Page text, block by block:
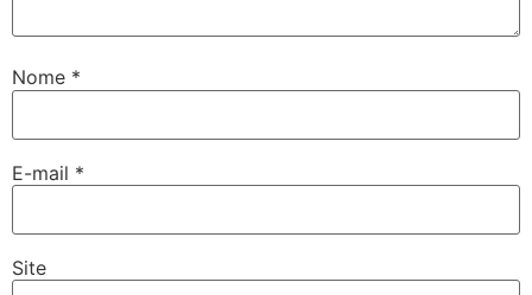
Nome *
E-mail *
Site